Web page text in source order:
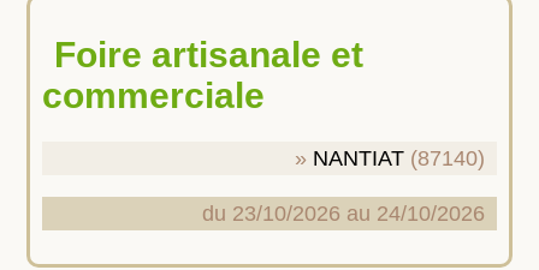
Foire artisanale et
commerciale
NANTIAT (87140)
du 23/10/2026 au 24/10/2026